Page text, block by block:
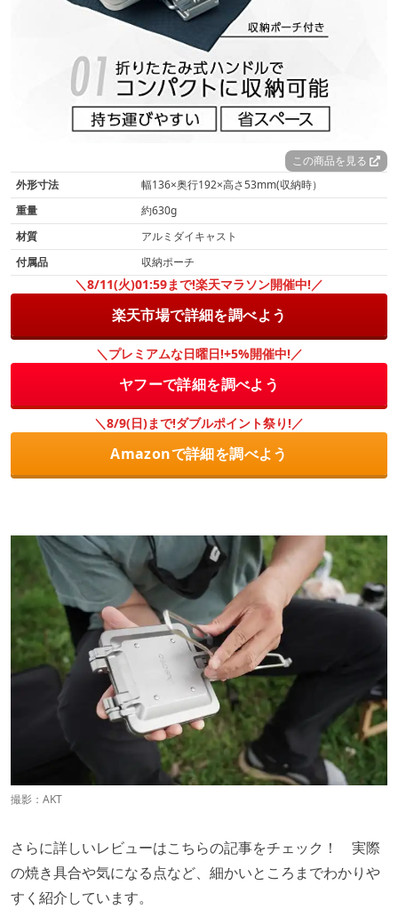
この商品を見る
外形寸法
幅136×奥行192×高さ53mm(収納時）
重量
約630g
材質
アルミダイキャスト
付属品
収納ポーチ
＼8/11(火)01:59まで!楽天マラソン開催中!／
楽天市場で詳細を調べよう
＼プレミアムな日曜日!+5%開催中!／
ヤフーで詳細を調べよう
＼8/9(日)まで!ダブルポイント祭り!／
Amazonで詳細を調べよう
撮影：AKT
さらに詳しいレビューはこちらの記事をチェック！ 実際
の焼き具合や気になる点など、細かいところまでわかりや
すく紹介しています。